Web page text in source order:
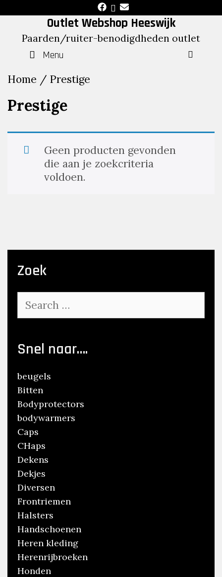
to
content
Outlet Webshop Heeswijk
Paarden/ruiter-benodigdheden outlet
Menu
Home / Prestige
Prestige
Geen producten gevonden
die aan je zoekcriteria
voldoen.
Zoek
for:
Snel naar….
beugels
Bitten
Bodyprotectors
bodywarmers
Caps
CHaps
Dekens
Dekjes
Diversen
Frontriemen
Halsters
Handschoenen
Heren kleding
Herenrijbroeken
Honden